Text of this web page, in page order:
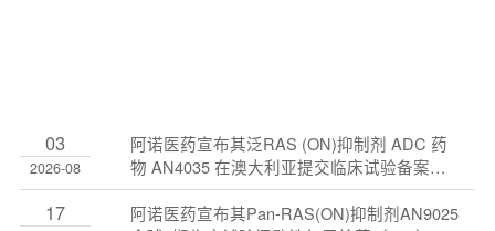
03
2026-08
阿诺医药宣布其泛RAS (ON)抑制剂 ADC 药
物 AN4035 在澳大利亚提交临床试验备案并
获 HREC 批准，即将开展 I 期临床试验
17
阿诺医药宣布其Pan-RAS(ON)抑制剂AN9025